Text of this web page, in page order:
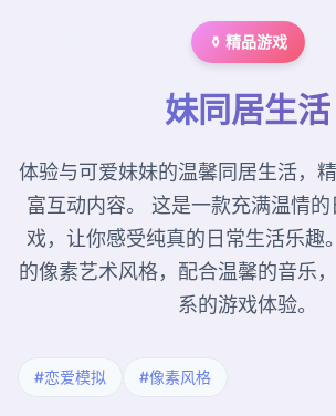
⚱️ 精品游戏
妹同居生活
体验与可爱妹妹的温馨同居生活，
富互动内容。 这是一款充满温情
戏，让你感受纯真的日常生活乐趣
的像素艺术风格，配合温馨的音乐
系的游戏体验。
#恋爱模拟 #像素风格